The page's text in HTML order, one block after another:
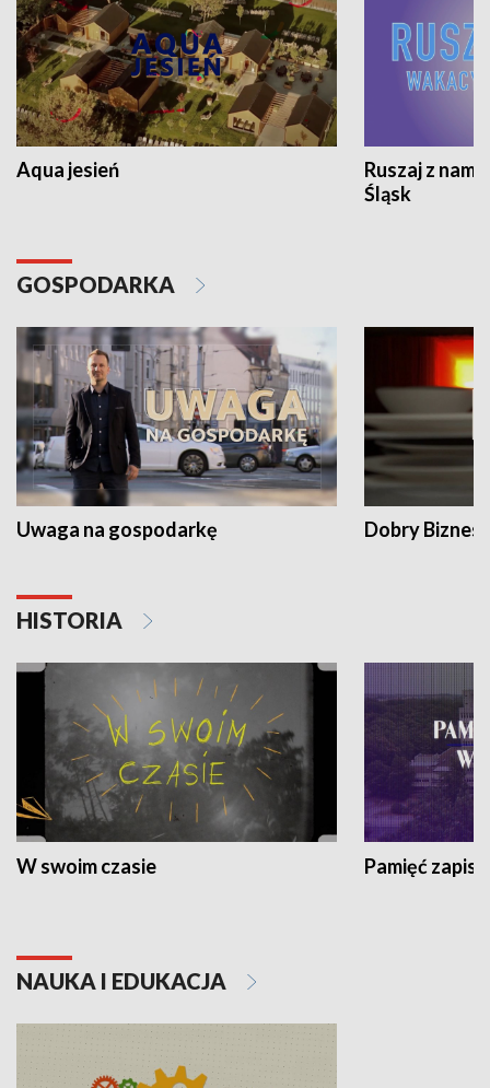
Aqua jesień
Ruszaj z
Śląsk
GOSPODARKA
Uwaga na gospodarkę Dobry Biznes
HISTORIA
W swoim czasie Pamięć
NAUKA I EDUKACJA